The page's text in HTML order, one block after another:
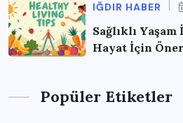
IĞDIR HABER
Sağlıklı
Hayat İçin
Popüler Etiketler